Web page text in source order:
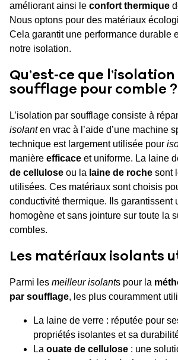
améliorant ainsi le confort thermique
Nous optons pour des matériaux
Cela garantit une performance durable
notre isolation.
Qu’est-ce que
soufflage pour comble ?
L’isolation par soufflage consiste à
isolanten vrac à l’aide d’une machine
technique est largement utilisée pour
manière efficace et uniforme. La laine
de cellulose ou la laine de roche sont
utilisées. Ces matériaux sont choisis
conductivité thermique. Ils garantissent
homogène et sans jointure sur toute la
combles.
Les matériaux isolants
Parmi les meilleur isolants pour la
par soufflage, les plus couramment
La laine de verre : réputée pour
propriétés isolantes et sa
La ouate de cellulose : une